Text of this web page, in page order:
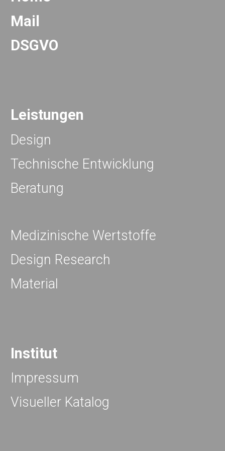
Mail
DSGVO
Leistungen
Design
Technische Entwicklung
Beratung
Medizinische Wertstoffe
Design Research
Material
Institut
Impressum
Visueller Katalog